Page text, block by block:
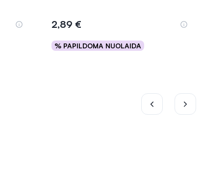
2,89 €
% PAPILDOMA NUOLAIDA
Į krepšelį